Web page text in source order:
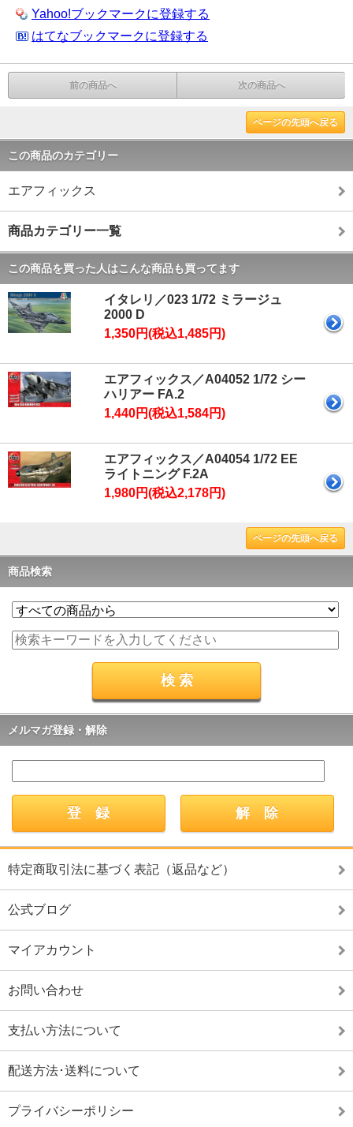
Yahoo!ブックマークに登録する
はてなブックマークに登録する
前の商品へ 次の商品へ
ページの先頭へ戻る
この商品のカテゴリー
エアフィックス
商品カテゴリー一覧
この商品を買った人はこんな商品も買ってます
イタレリ／023 1/72 ミラージュ
2000 D
1,350円(税込1,485円)
エアフィックス／A04052 1/72 シー
ハリアー FA.2
1,440円(税込1,584円)
エアフィックス／A04054 1/72 EE
ライトニング F.2A
1,980円(税込2,178円)
ページの先頭へ戻る
商品検索
メルマガ登録・解除
特定商取引法に基づく表記（返品など）
公式ブログ
マイアカウント
お問い合わせ
支払い方法について
配送方法･送料について
プライバシーポリシー